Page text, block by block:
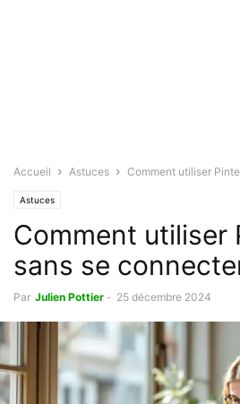
Accueil Astuces Comment utiliser
Astuces
Comment utiliser
sans se
Par Julien Pottier - 25 décembre 2024